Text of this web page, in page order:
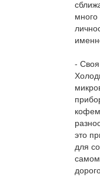
-
это
для